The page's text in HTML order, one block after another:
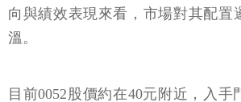
向與績效表現來看，市場對其配置
溫。
目前0052股價約在40元附近，入手